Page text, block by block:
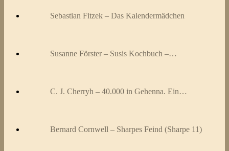
Sebastian Fitzek – Das Kalendermädchen
Susanne Förster – Susis Kochbuch –…
C. J. Cherryh – 40.000 in Gehenna. Ein…
Bernard Cornwell – Sharpes Feind (Sharpe 11)